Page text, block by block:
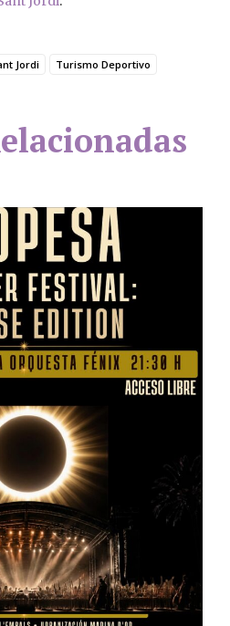
Jordi Turismo Deportivo